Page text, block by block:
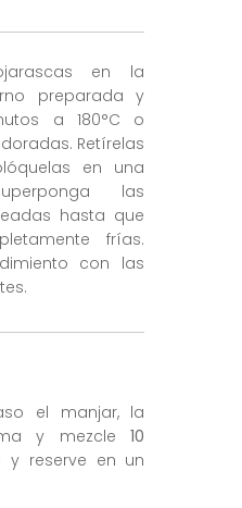
en la
preparada y
a 180°C o
Retírelas
en una
las
hasta que
frías.
con las
el manjar, la
y mezcle10
y reserve en un